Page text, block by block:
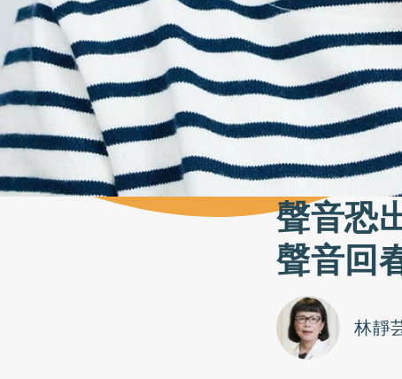
聲音恐
聲音回
林靜